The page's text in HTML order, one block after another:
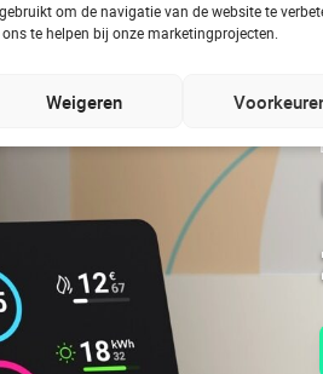
om de navigatie van de website te
te helpen bij onze marketingprojecten.
Weigeren